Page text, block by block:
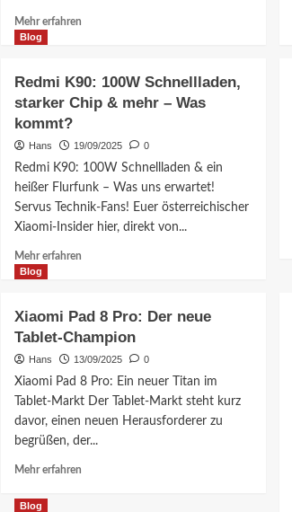
Mehr erfahrenMehr
Store
in
Angebote
&
die
Zukunft
Xiaomi
Blog
Redmi K90: 100W Schnellladen,
starker Chip & mehr – Was
kommt?
Hans 19/09/2025 0
Redmi K90: 100W Schnellladen & ein
heißer Flurfunk – Was uns erwartet!
Servus Technik-Fans! Euer österreichischer
Xiaomi-Insider hier, direkt von...
Mehr erfahrenMehr
K90:
100W
Schnellladen,
&
mehr
–
kommt?
Blog
Xiaomi Pad 8 Pro: Der neue
Tablet-Champion
Hans 13/09/2025 0
Xiaomi Pad 8 Pro: Ein neuer Titan im
Tablet-Markt Der Tablet-Markt steht kurz
davor, einen neuen Herausforderer zu
begrüßen, der...
Mehr erfahrenMehr
Blog